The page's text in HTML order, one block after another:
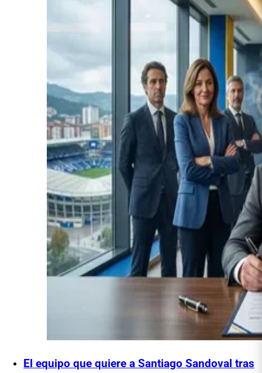
El equipo que quiere a Santiago Sandoval tras